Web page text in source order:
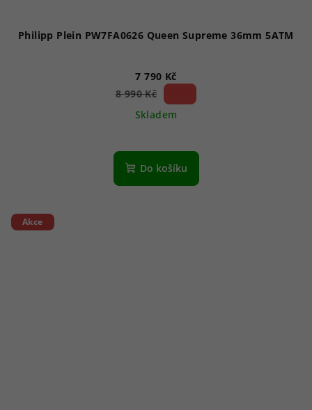
Philipp Plein PW7FA0626 Queen Supreme 36mm 5ATM
7 790 Kč
8 990 Kč
Skladem
Do košíku
Akce